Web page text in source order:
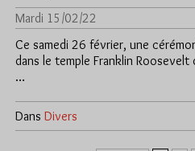
Mardi 15/02/22
Ce samedi 26 février, une
dans le temple Franklin Roosevelt
…
Dans Divers